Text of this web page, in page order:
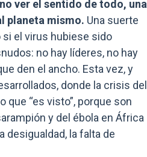
ver el sentido de todo, una
planeta mismo. Una suerte
si el virus hubiese sido
no hay líderes, no hay
den el ancho. Esta vez, y
donde la crisis del
“es visto”, porque son
y del ébola en África
desigualdad, la falta de